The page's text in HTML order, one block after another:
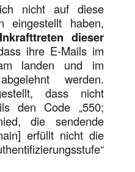
nicht auf diese
eingestellt haben,
dieser
ihre E-Mails im
landen und im
werden.
dass nicht
den Code „550;
die sendende
erfüllt nicht die